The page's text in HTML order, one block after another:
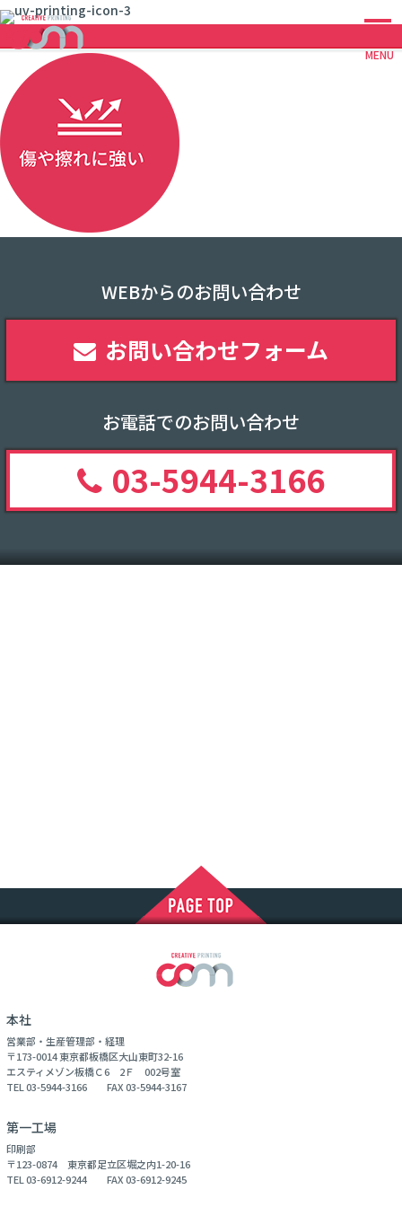
MENU
WEBからのお問い合わせ
お問い合わせフォーム
お電話でのお問い合わせ
03-5944-3166
本社
営業部・生産管理部・経理
〒173-0014 東京都板橋区大山東町32-16
エスティメゾン板橋Ｃ6 2Ｆ 002号室
TEL 03-5944-3166 FAX 03-5944-3167
第一工場
印刷部
〒123-0874 東京都足立区堀之内1-20-16
TEL 03-6912-9244 FAX 03-6912-9245